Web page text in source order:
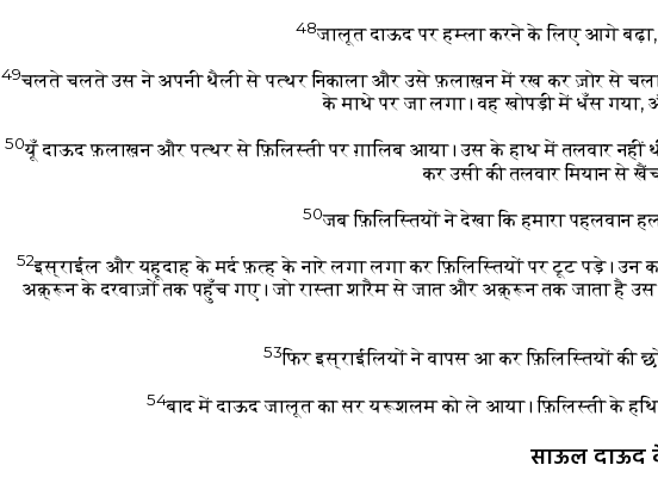
48जालूत दाऊद पर हम्ला करने के लिए आगे बढ़ा,
49चलते चलते उस ने अपनी थैली से पत्थर निकाला और उसे फ़लाख़न में रख कर ज़ोर से
के माथे पर जा लगा। वह खोपड़ी में धँस गया,
50यूँ दाऊद फ़लाख़न और पत्थर से फ़िलिस्ती पर ग़ालिब आया। उस के हाथ में तलवार नहीं
कर उसी की तलवार मियान से
50जब फ़िलिस्तियों ने देखा कि हमारा पहलवान
52इस्राईल और यहूदाह के मर्द फ़त्ह के नारे लगा लगा कर फ़िलिस्तियों पर टूट पड़े।
अक़्रून के दरवाज़ों तक पहुँच गए। जो रास्ता शारैम से जात और अक़्रून तक जाता है उस
53फिर इस्राईलियों ने वापस आ कर फ़िलिस्तियों की
54बाद में दाऊद जालूत का सर यरूशलम को ले आया। फ़िलिस्ती के
साऊल दाऊद